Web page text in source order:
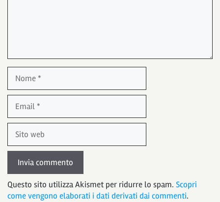
web
Questo sito utilizza Akismet per ridurre lo spam. Scopri
come vengono elaborati i dati derivati dai commenti.